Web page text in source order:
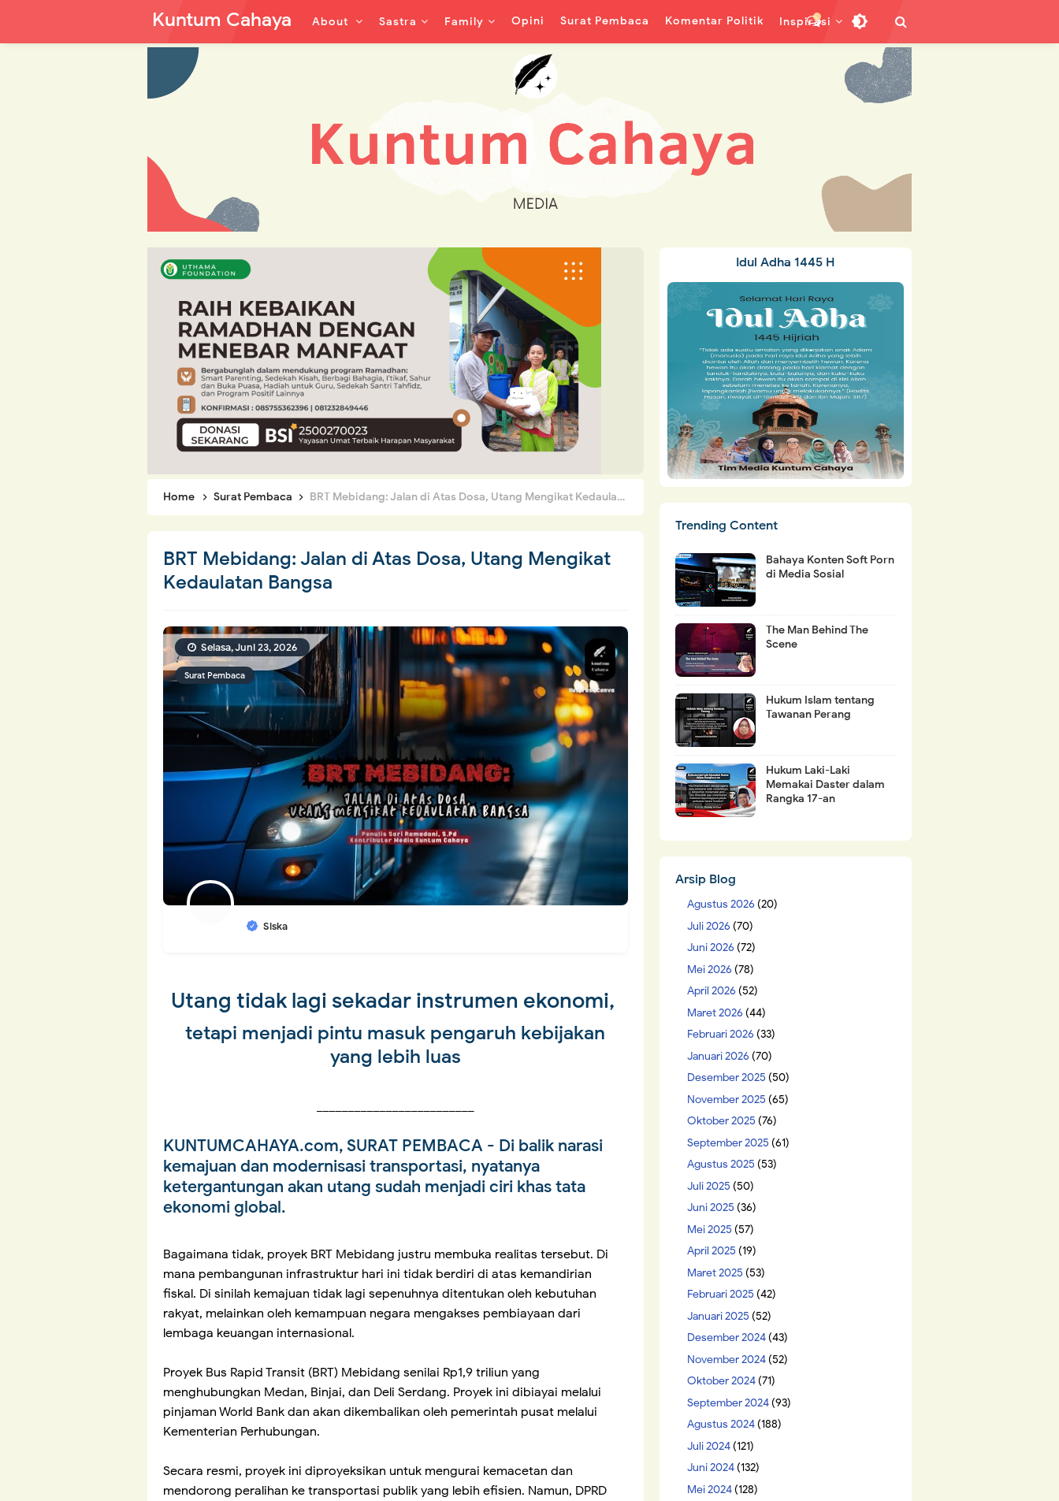
Kuntum Cahaya About Sastra Family Opini Surat Pembaca Komentar Politik Inspirasi
Home Surat Pembaca BRT Mebidang: Jalan di Atas Dosa, Utang Mengikat Kedaulatan Bangsa
BRT Mebidang: Jalan di Atas Dosa, Utang Mengikat
Kedaulatan Bangsa
Surat Pembaca
Siska
Selasa, Juni 23, 2026
Utang tidak lagi sekadar instrumen ekonomi,
tetapi menjadi pintu masuk pengaruh kebijakan
yang lebih luas
KUNTUMCAHAYA.com, SURAT PEMBACA - Di balik narasi
kemajuan dan modernisasi transportasi, nyatanya
ketergantungan akan utang sudah menjadi ciri khas tata
ekonomi global.
Bagaimana tidak, proyek BRT Mebidang justru membuka realitas tersebut. Di
mana pembangunan infrastruktur hari ini tidak berdiri di atas kemandirian
fiskal. Di sinilah kemajuan tidak lagi sepenuhnya ditentukan oleh kebutuhan
rakyat, melainkan oleh kemampuan negara mengakses pembiayaan dari
lembaga keuangan internasional.
Proyek Bus Rapid Transit (BRT) Mebidang senilai Rp1,9 triliun yang
menghubungkan Medan, Binjai, dan Deli Serdang. Proyek ini dibiayai melalui
pinjaman World Bank dan akan dikembalikan oleh pemerintah pusat melalui
Kementerian Perhubungan.
Secara resmi, proyek ini diproyeksikan untuk mengurai kemacetan dan
mendorong peralihan ke transportasi publik yang lebih efisien. Namun, DPRD
Idul Adha 1445 H
Trending Content
Bahaya Konten Soft Porn
di Media Sosial
The Man Behind The
Scene
Hukum Islam tentang
Tawanan Perang
Hukum Laki-Laki
Memakai Daster dalam
Rangka 17-an
Arsip Blog
Agustus 2026 (20)
Juli 2026 (70)
Juni 2026 (72)
Mei 2026 (78)
April 2026 (52)
Maret 2026 (44)
Februari 2026 (33)
Januari 2026 (70)
Desember 2025 (50)
November 2025 (65)
Oktober 2025 (76)
September 2025 (61)
Agustus 2025 (53)
Juli 2025 (50)
Juni 2025 (36)
Mei 2025 (57)
April 2025 (19)
Maret 2025 (53)
Februari 2025 (42)
Januari 2025 (52)
Desember 2024(43)
November 2024(52)
Oktober 2024(71)
September 2024(93)
Agustus 2024(188)
Juli 2024(121)
Juni 2024(132)
Mei 2024(128)